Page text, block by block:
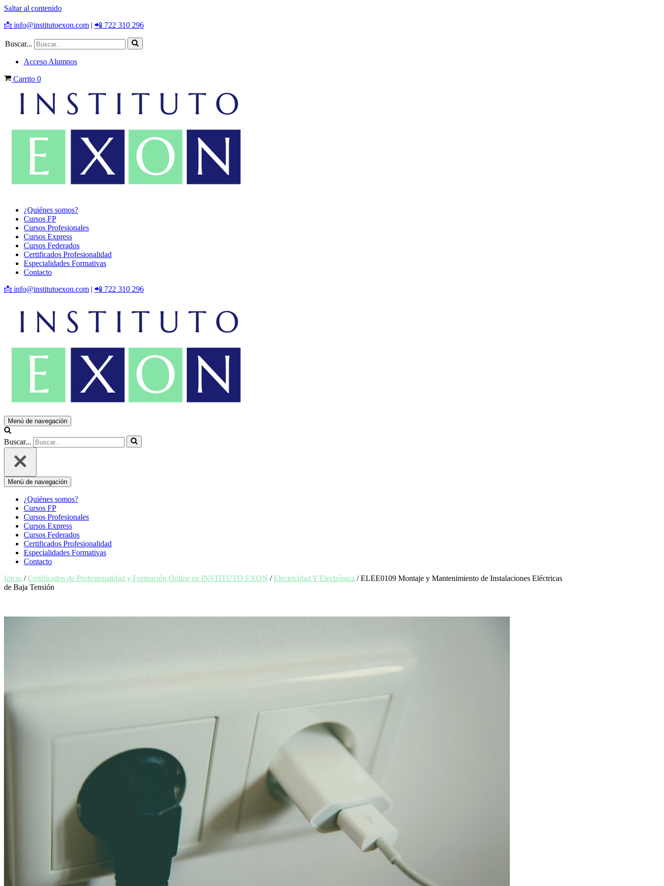
Saltar al contenido
📩 info@institutoexon.com | 📲 722 310 296
Buscar...
Acceso Alumnos
Carrito 0
¿Quiénes somos?
Cursos FP
Cursos Profesionales
Cursos Express
Cursos Federados
Certificados Profesionalidad
Especialidades Formativas
Contacto
📩 info@institutoexon.com | 📲 722 310 296
Menú de navegación
Buscar...
Menú de navegación
¿Quiénes somos?
Cursos FP
Cursos Profesionales
Cursos Express
Cursos Federados
Certificados Profesionalidad
Especialidades Formativas
Contacto
Inicio /Certificados de Profesionalidad y Formación Online en INSTITUTO EXON /Electricidad Y Electrónica / ELEE0109 Montaje y Mantenimiento de Instalaciones Eléctricas
de Baja Tensión